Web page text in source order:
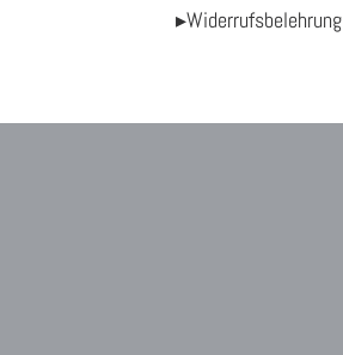
▸Widerrufsbelehrung